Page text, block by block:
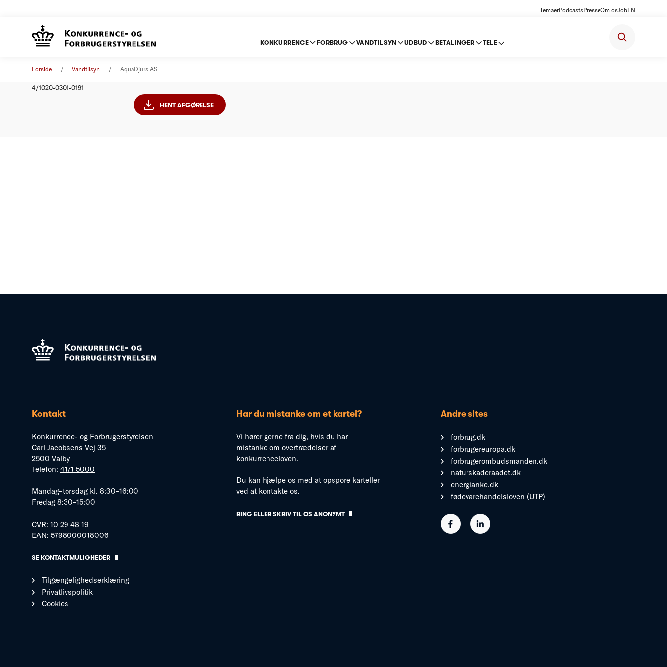
TemaerPodcastsPresseOm osJobEN
KONKURRENCE FORBRUG VANDTILSYN UDBUD BETALINGER TELE
Forside Vandtilsyn AquaDjurs AS
4/1020-0301-0191
HENT AFGØRELSE
Kontakt
Konkurrence- og Forbrugerstyrelsen
Carl Jacobsens Vej 35
2500 Valby
Telefon: 4171 5000
Mandag–torsdag kl. 8:30–16:00
Fredag 8:30–15:00
CVR: 10 29 48 19
EAN: 5798000018006
SE KONTAKTMULIGHEDER
Tilgængelighedserklæring
Privatlivspolitik
Cookies
Har du mistanke om et kartel?
Vi hører gerne fra dig, hvis du har
mistanke om overtrædelser af
konkurrenceloven.
Du kan hjælpe os med at opspore karteller
ved at kontakte os.
RING ELLER SKRIV TIL OS ANONYMT
Andre sites
forbrug.dk
forbrugereuropa.dk
forbrugerombudsmanden.dk
naturskaderaadet.dk
energianke.dk
fødevarehandelsloven (UTP)